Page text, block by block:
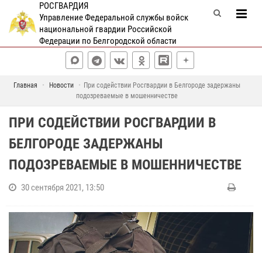
РОСГВАРДИЯ
Управление Федеральной службы войск
национальной гвардии Российской
Федерации по Белгородской области
Главная Новости
При содействии Росгвардии в Белгороде задержаны
подозреваемые в мошенничестве
ПРИ СОДЕЙСТВИИ РОСГВАРДИИ В
БЕЛГОРОДЕ ЗАДЕРЖАНЫ
ПОДОЗРЕВАЕМЫЕ В МОШЕННИЧЕСТВЕ
30 сентября 2021, 13:50